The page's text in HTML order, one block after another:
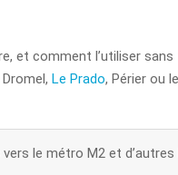
et comment l’utiliser
Le Prado, Périer ou
le métro M2 et d’autres